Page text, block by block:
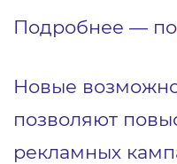
Подробнее ― по
Новые
позволяют
рекламных